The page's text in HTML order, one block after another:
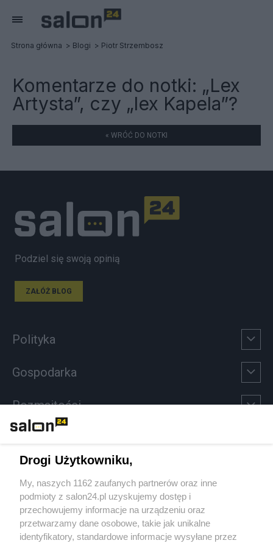
Strona główna Blogi Piotr Strzembosz
Komentarze do notki: „Lex
Artysta”, czy „lex Kapela”?
« WRÓĆ DO NOTKI
Podziel się swoją opinią
ZAŁÓŻ BLOG
Polityka
Gospodarka
Rozmaitości
Sport
Społeczeństwo
Kultura
Drogi Użytkowniku,
My, naszych 1162 zaufanych partnerów oraz inne
podmioty z salon24.pl uzyskujemy dostęp i
przechowujemy informacje na urządzeniu oraz
przetwarzamy dane osobowe, takie jak unikalne
identyfikatory, standardowe informacje wysyłane przez